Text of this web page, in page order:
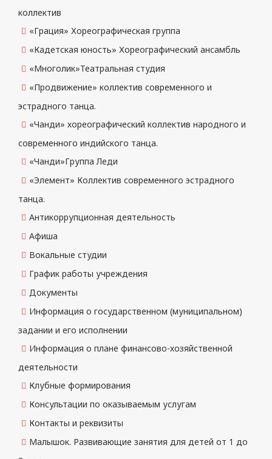
коллектив
«Грация» Хореографическая группа
«Кадетская юность» Хореографический ансамбль
«Многолик»Театральная студия
«Продвижение» коллектив современного и
эстрадного танца.
«Чанди» хореографический коллектив народного и
современного индийского танца.
«Чанди»Группа Леди
«Элемент» Коллектив современного эстрадного
танца.
Антикоррупционная деятельность
Афиша
Вокальные студии
График работы учреждения
Документы
Информация о государственном (муниципальном)
задании и его исполнении
Информация о плане финансово-хозяйственной
деятельности
Клубные формирования
Консультации по оказываемым услугам
Контакты и реквизиты
Малышок. Развивающие занятия для детей от 1 до